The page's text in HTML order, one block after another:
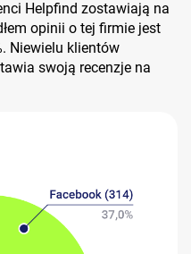
Helpfind zostawiają na
opinii o tej firmie jest
Niewielu klientów
swoją recenzje na